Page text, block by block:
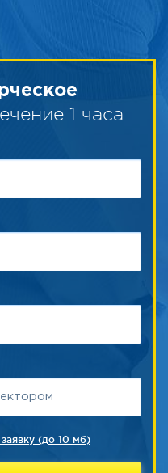
1 часа
(до 10 мб)